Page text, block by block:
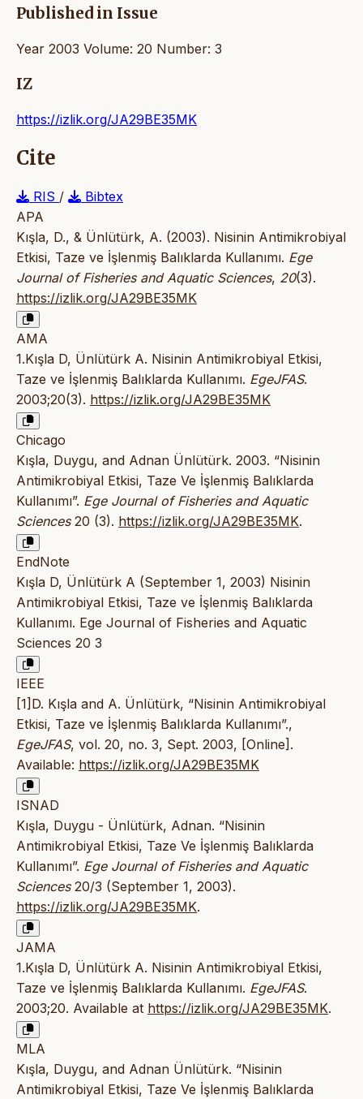
Published in Issue
Year 2003 Volume: 20 Number: 3
IZ
https://izlik.org/JA29BE35MK
Cite
RIS /
Bibtex
APA
Kışla, D., & Ünlütürk, A. (2003). Nisinin Antimikrobiyal
Etkisi, Taze ve İşlenmiş Balıklarda Kullanımı. Ege
Journal of Fisheries and Aquatic Sciences, 20(3).
https://izlik.org/JA29BE35MK
AMA
1.Kışla D, Ünlütürk A. Nisinin Antimikrobiyal Etkisi,
Taze ve İşlenmiş Balıklarda Kullanımı. EgeJFAS.
2003;20(3). https://izlik.org/JA29BE35MK
Chicago
Kışla, Duygu, and Adnan Ünlütürk. 2003. “Nisinin
Antimikrobiyal Etkisi, Taze Ve İşlenmiş Balıklarda
Kullanımı”. Ege Journal of Fisheries and Aquatic
Sciences20 (3). https://izlik.org/JA29BE35MK.
EndNote
Kışla D, Ünlütürk A (September 1, 2003) Nisinin
Antimikrobiyal Etkisi, Taze ve İşlenmiş Balıklarda
Kullanımı. Ege Journal of Fisheries and Aquatic
Sciences 20 3
IEEE
[1]D. Kışla and A. Ünlütürk, “Nisinin Antimikrobiyal
Etkisi, Taze ve İşlenmiş Balıklarda Kullanımı”.,
EgeJFAS, vol. 20, no. 3, Sept. 2003, [Online].
Available: https://izlik.org/JA29BE35MK
ISNAD
Kışla, Duygu - Ünlütürk, Adnan. “Nisinin
Antimikrobiyal Etkisi, Taze Ve İşlenmiş Balıklarda
Kullanımı”. Ege Journal of Fisheries and Aquatic
Sciences20/3 (September 1, 2003).
https://izlik.org/JA29BE35MK.
JAMA
1.Kışla D, Ünlütürk A. Nisinin Antimikrobiyal Etkisi,
Taze ve İşlenmiş Balıklarda Kullanımı. EgeJFAS.
2003;20. Available at https://izlik.org/JA29BE35MK.
MLA
Kışla, Duygu, and Adnan Ünlütürk. “Nisinin
Antimikrobiyal Etkisi, Taze Ve İşlenmiş Balıklarda